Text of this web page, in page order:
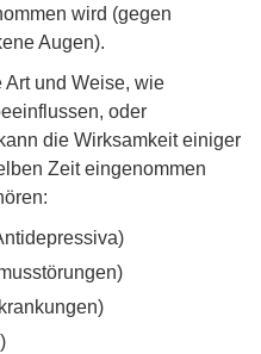
wird (gegen
Augen).
Art und Weise, wie
oder
die Wirksamkeit einiger
Zeit eingenommen